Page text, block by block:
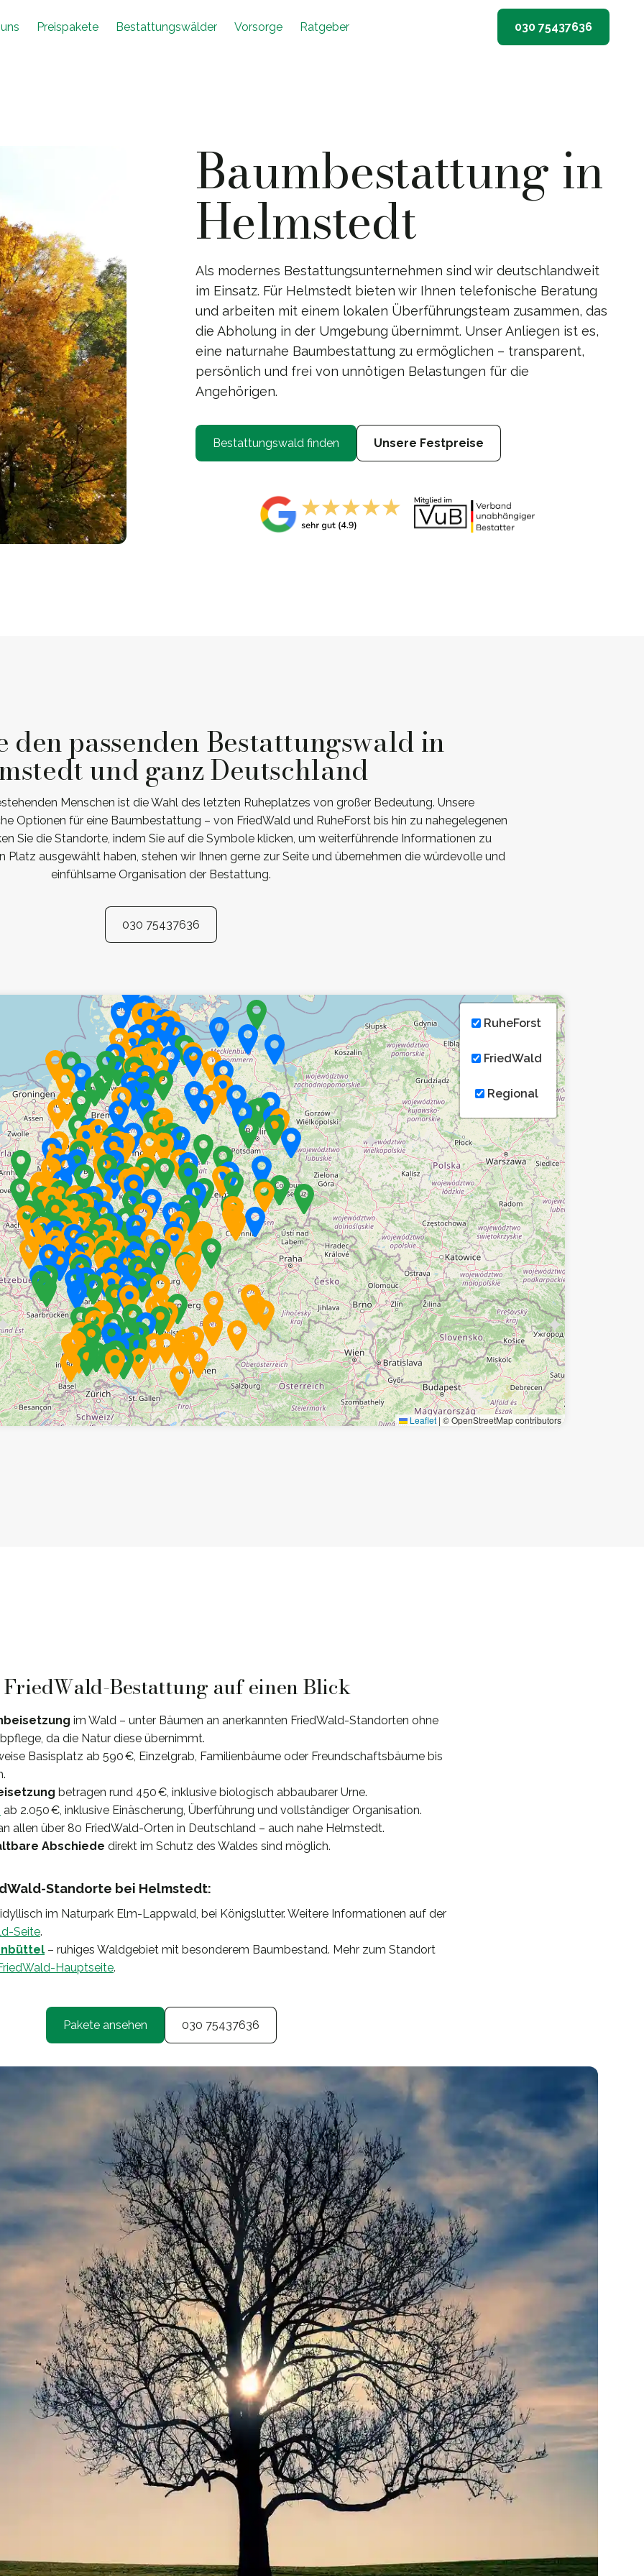
Preispakete Bestattungswälder Vorsorge Ratgeber 030 75437636
Baumbestattung in
Helmstedt
Als modernes Bestattungsunternehmen sind wir deutschlandweit
im Einsatz. Für Helmstedt bieten wir Ihnen telefonische Beratung
und arbeiten mit einem lokalen Überführungsteam zusammen, das
die Abholung in der Umgebung übernimmt. Unser Anliegen ist es,
eine naturnahe Baumbestattung zu ermöglichen – transparent,
persönlich und frei von unnötigen Belastungen für die
Angehörigen.
Bestattungswald finden Unsere Festpreise
den passenden Bestattungswald in
und ganz Deutschland
Menschen ist die Wahl des letzten Ruheplatzes von großer Bedeutung. Unsere
Optionen für eine Baumbestattung – von FriedWald und RuheForst bis hin zu nahegelegenen
Sie die Standorte, indem Sie auf die Symbole klicken, um weiterführende Informationen zu
Platz ausgewählt haben, stehen wir Ihnen gerne zur Seite und übernehmen die würdevolle und
einfühlsame Organisation der Bestattung.
030 75437636
RuheForst
FriedWald
Regional
Leaflet | © OpenStreetMap contributors
Bestattung auf einen Blick
im Wald – unter Bäumen an anerkannten FriedWald-Standorten ohne
da die Natur diese übernimmt.
Basisplatz ab 590 €, Einzelgrab, Familienbäume oder Freundschaftsbäume bis
betragen rund 450 €, inklusive biologisch abbaubarer Urne.
ab 2.050 €, inklusive Einäscherung, Überführung und vollständiger Organisation.
allen über 80 FriedWald-Orten in Deutschland – auch nahe Helmstedt.
Abschiede direkt im Schutz des Waldes sind möglich.
Standorte bei Helmstedt:
im Naturpark Elm-Lappwald, bei Königslutter. Weitere Informationen auf der
Seite.
– ruhiges Waldgebiet mit besonderem Baumbestand. Mehr zum Standort
Hauptseite.
Pakete ansehen 030 75437636